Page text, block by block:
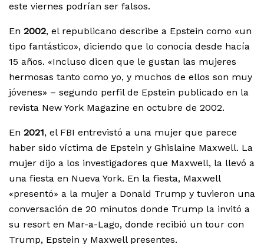
este viernes podrían ser falsos.
En 2002, el republicano describe a Epstein como «un
tipo fantástico», diciendo que lo conocía desde hacía
15 años. «Incluso dicen que le gustan las mujeres
hermosas tanto como yo, y muchos de ellos son muy
jóvenes» – segundo perfil de Epstein publicado en la
revista New York Magazine en octubre de 2002.
En 2021, el FBI entrevistó a una mujer que parece
haber sido víctima de Epstein y Ghislaine Maxwell. La
mujer dijo a los investigadores que Maxwell, la llevó a
una fiesta en Nueva York. En la fiesta, Maxwell
«presentó» a la mujer a Donald Trump y tuvieron una
conversación de 20 minutos donde Trump la invitó a
su resort en Mar-a-Lago, donde recibió un tour con
Trump, Epstein y Maxwell presentes.